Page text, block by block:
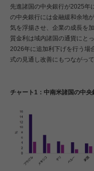
先進諸国の中央銀行が2025年
の中央銀行には金融緩和余地
気を浮揚させ、企業の成長を
質金利は域内諸国の通貨にと
2026年に追加利下げを行う場
式の見通し改善にもつながって
チャート1：中南米諸国の中